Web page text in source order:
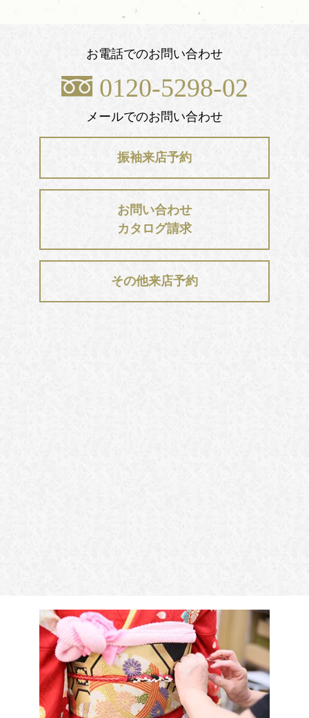
お電話でのお問い合わせ
0120-5298-02
メールでのお問い合わせ
振袖来店予約
お問い合わせ
カタログ請求
その他来店予約